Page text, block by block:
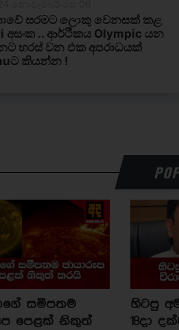
සමීපතම
පෙළක් නිකුත්
හිටපු
18දා